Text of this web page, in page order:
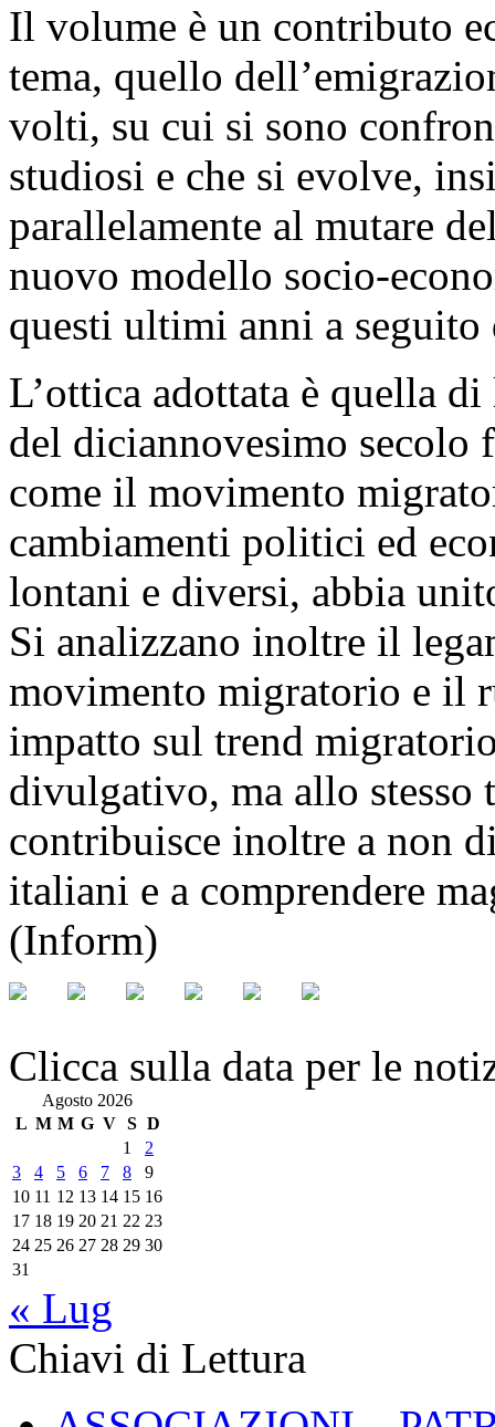
Il volume è un contributo
tema, quello
volti, su cui si sono
studiosi e che si evolve,
parallelamente al mutare
nuovo modello socio-
questi ultimi anni a
L’ottica adottata è quella
del diciannovesimo
come il movimento
cambiamenti politici ed
lontani e diversi, abbia
Si analizzano inoltre il
movimento migratorio e il
impatto sul trend
divulgativo, ma allo
contribuisce inoltre a non
italiani e a comprendere
(Inform)
Clicca sulla data per le
Agosto 2026
L M M G V S D
1
2
3
4 5 6 7 8
9
10 11 12 13 14 15 16
17 18 19 20 21 22 23
24 25 26 27 28 29 30
31
« Lug
Chiavi di Lettura